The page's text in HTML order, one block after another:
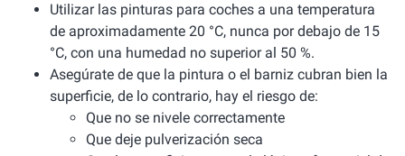
Utilizar las pinturas para coches a una temperatura
de aproximadamente 20 °C, nunca por debajo de 15
°C, con una humedad no superior al 50 %.
Asegúrate de que la pintura o el barniz cubran bien la
superficie, de lo contrario, hay el riesgo de:
Que no se nivele correctamente
Que deje pulverización seca